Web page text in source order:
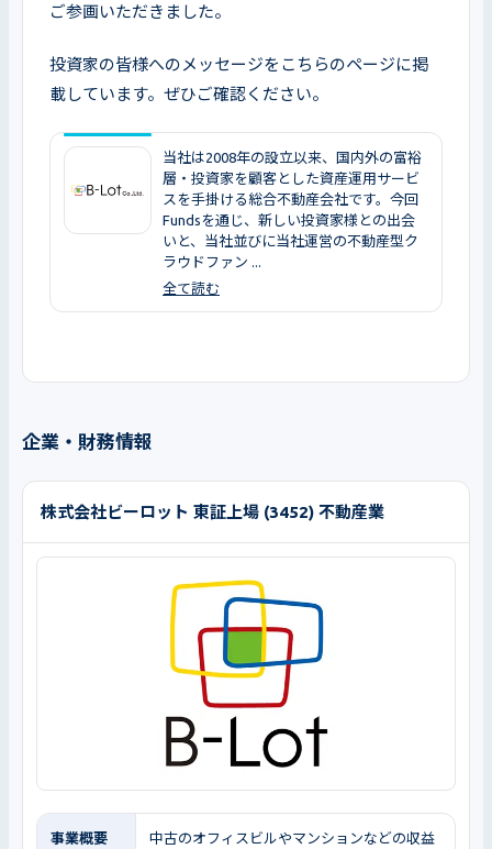
ご参画いただきました。
投資家の皆様へのメッセージをこちらのページに掲
載しています。ぜひご確認ください。
当社は2008年の設立以来、国内外の富裕
層・投資家を顧客とした資産運用サービ
スを手掛ける総合不動産会社です。今回
Fundsを通じ、新しい投資家様との出会
いと、当社並びに当社運営の不動産型ク
ラウドファン ...
全て読む
企業・財務情報
株式会社ビーロット 東証上場 (3452) 不動産業
事業概要
中古のオフィスビルやマンションなどの収益